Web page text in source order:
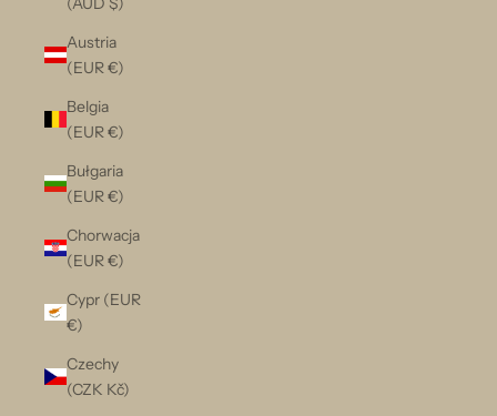
Austria
(EUR €)
Belgia
(EUR €)
Bułgaria
(EUR €)
Chorwacja
(EUR €)
Cypr (EUR
€)
Czechy
(CZK Kč)